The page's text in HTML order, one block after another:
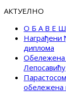
АКТУЕЛНО
О Б А В Е
Награђени
диплома
Обележена
Лепосавићу
обележена